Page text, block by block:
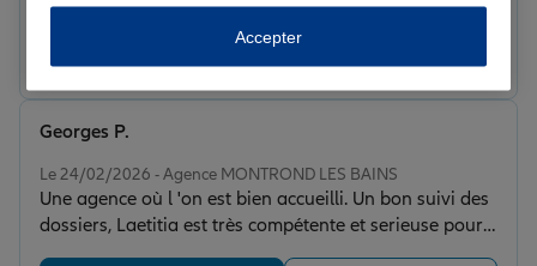
Je la remercie pour son professionnalisme,l’écoute et la
confiance .super agence à l'écoute de ses clients.
Prendre un RDV
Le 24/02/2026 - Agence MONTROND LES BAINS
Une agence où l 'on est bien accueilli. Un bon suivi des
dossiers, Laetitia est très compétente et serieuse pour
le suivi de nos dossiers Je recommande
Georges P.
Accepter